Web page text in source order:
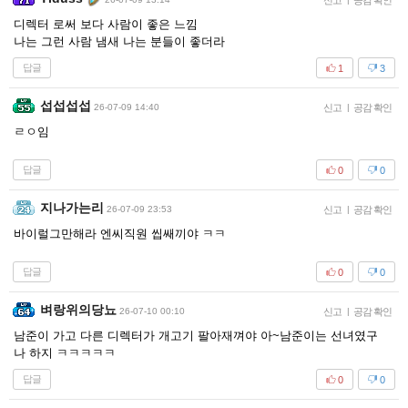
디렉터 로써 보다 사람이 좋은 느낌
나는 그런 사람 냄새 나는 분들이 좋더라
답글 3
1
섭섭섭섭 26-07-09 14:40 신고 | 공감 확인
ㄹㅇ임
답글 0
0
지나가는리 26-07-09 23:53 신고 | 공감 확인
바이럴그만해라 엔씨직원 씹쌔끼야 ㅋㅋ
답글 0
0
벼랑위의당뇨 26-07-10 00:10 신고 | 공감 확인
남준이 가고 다른 디렉터가 개고기 팔아재껴야 아~남준이는 선녀였구
나 하지 ㅋㅋㅋㅋㅋ
답글 0
0